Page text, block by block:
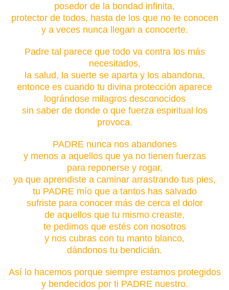
posedor de la bondad infinita,
protector de todos, hasta de los que no te conocen
y a veces nunca llegan a conocerte.
Padre tal parece que todo va contra los más
necesitados,
la salud, la suerte se aparta y los abandona,
entonce es cuando tu divina protección aparece
lográndose milagros desconocidos
sin saber de donde o que fuerza espiritual los
provoca.
PADRE nunca nos abandones
y menos a aquellos que ya no tienen fuerzas
para reponerse y rogar,
ya que aprendiste a caminar arrastrando tus pies,
tu PADRE mío que a tantos has salvado
sufriste para conocer más de cerca el dolor
de aquellos que tu mismo creaste,
te pedimos que estés con nosotros
y nos cubras con tu manto blanco,
dándonos tu bendicián.
Así lo hacemos porque siempre estamos protegidos
y bendecidos por ti PADRE nuestro.